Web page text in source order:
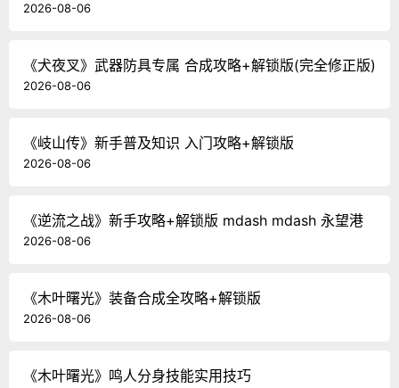
2026-08-06
《犬夜叉》武器防具专属 合成攻略+解锁版(完全修正版)
2026-08-06
《岐山传》新手普及知识 入门攻略+解锁版
2026-08-06
《逆流之战》新手攻略+解锁版 mdash mdash 永望港
2026-08-06
《木叶曙光》装备合成全攻略+解锁版
2026-08-06
《木叶曙光》鸣人分身技能实用技巧